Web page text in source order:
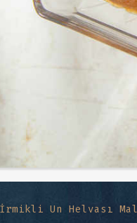
Un Helvası